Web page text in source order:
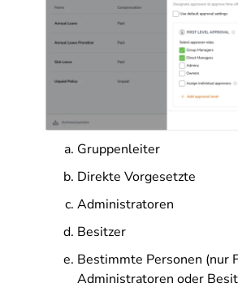
Gruppenleiter
Direkte Vorgesetzte
Administratoren
Besitzer
Bestimmte Personen (nur
Administratoren oder